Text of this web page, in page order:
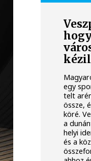
egy
telt
össze,
köré.
a
helyi
és a